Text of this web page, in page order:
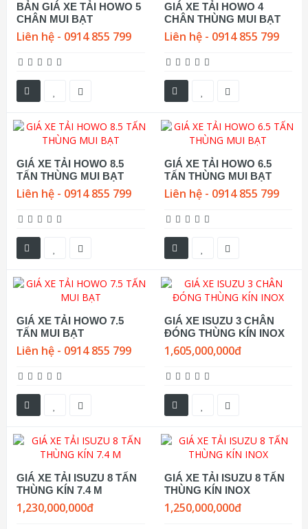
BẢN GIÁ XE TẢI HOWO 5
CHÂN MUI BẠT
Liên hệ - 0914 855 799
GIÁ XE TẢI HOWO 4
CHÂN THÙNG MUI BẠT
Liên hệ - 0914 855 799
GIÁ XE TẢI HOWO 8.5
TẤN THÙNG MUI BẠT
Liên hệ - 0914 855 799
GIÁ XE TẢI HOWO 6.5
TẤN THÙNG MUI BẠT
Liên hệ - 0914 855 799
GIÁ XE TẢI HOWO 7.5
TẤN MUI BẠT
Liên hệ - 0914 855 799
GIÁ XE ISUZU 3 CHÂN
ĐÓNG THÙNG KÍN INOX
1,605,000,000đ
GIÁ XE TẢI ISUZU 8 TẤN
THÙNG KÍN 7.4 M
1,230,000,000đ
GIÁ XE TẢI ISUZU 8 TẤN
THÙNG KÍN INOX
1,250,000,000đ